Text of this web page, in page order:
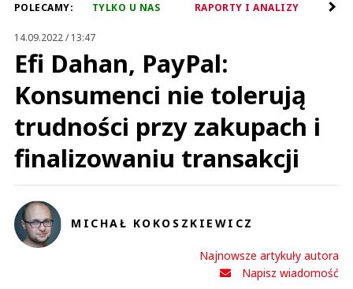
POLECAMY: TYLKO U NAS RAPORTY I ANALIZY
14.09.2022 / 13:47
Efi Dahan, PayPal:
Konsumenci nie tolerują
trudności przy zakupach i
finalizowaniu transakcji
MICHAŁ KOKOSZKIEWICZ
Najnowsze artykuły autora
Napisz wiadomość